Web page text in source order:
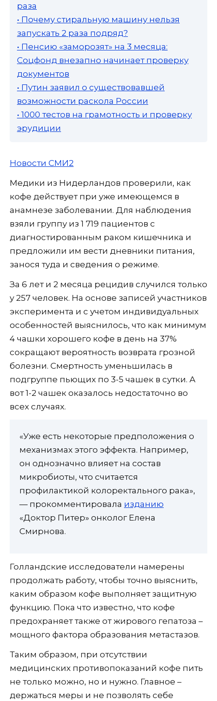
раза
• Почему стиральную машину нельзя
запускать 2 раза подряд?
• Пенсию «заморозят» на 3 месяца:
Соцфонд внезапно начинает проверку
документов
• Путин заявил о существовавшей
возможности раскола России
• 1000 тестов на грамотность и проверку
эрудиции
Новости СМИ2
Медики из Нидерландов проверили, как
кофе действует при уже имеющемся в
анамнезе заболевании. Для наблюдения
взяли группу из 1 719 пациентов с
диагностированным раком кишечника и
предложили им вести дневники питания,
занося туда и сведения о режиме.
За 6 лет и 2 месяца рецидив случился только
у 257 человек. На основе записей участников
эксперимента и с учетом индивидуальных
особенностей выяснилось, что как минимум
4 чашки хорошего кофе в день на 37%
сокращают вероятность возврата грозной
болезни. Смертность уменьшилась в
подгруппе пьющих по 3-5 чашек в сутки. А
вот 1-2 чашек оказалось недостаточно во
всех случаях.
«Уже есть некоторые предположения о
механизмах этого эффекта. Например,
он однозначно влияет на состав
микробиоты, что считается
профилактикой колоректального рака»,
— прокомментировала изданию
«Доктор Питер» онколог Елена
Смирнова.
Голландские исследователи намерены
продолжать работу, чтобы точно выяснить,
каким образом кофе выполняет защитную
функцию. Пока что известно, что кофе
предохраняет также от жирового гепатоза –
мощного фактора образования метастазов.
Таким образом, при отсутствии
медицинских противопоказаний кофе пить
не только можно, но и нужно. Главное –
держаться меры и не позволять себе